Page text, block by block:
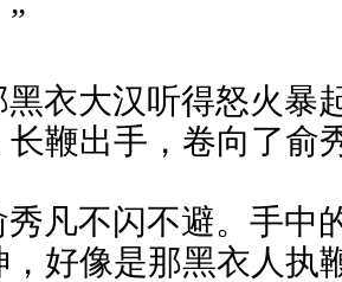
”
衣大汉听得怒火暴
长鞭出手，卷向了俞
凡不闪不避。手中
，好像是那黑衣人执